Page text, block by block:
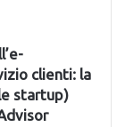
clienti: la
startup)